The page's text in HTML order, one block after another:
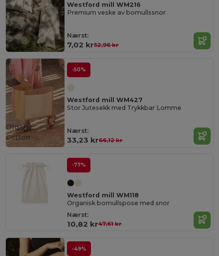
Westford mill WM216
Premium veske av bomullssnor
Nærst:
7,02 kr52,96 kr
-50%
Westford mill WM427
Stor Jutesekk med Trykkbar Lomme
Nærst:
33,23 kr66,12 kr
Organic
Cotton
-77%
Westford mill WM118
Organisk bomullspose med snor
Nærst:
10,82 kr47,61 kr
-49%